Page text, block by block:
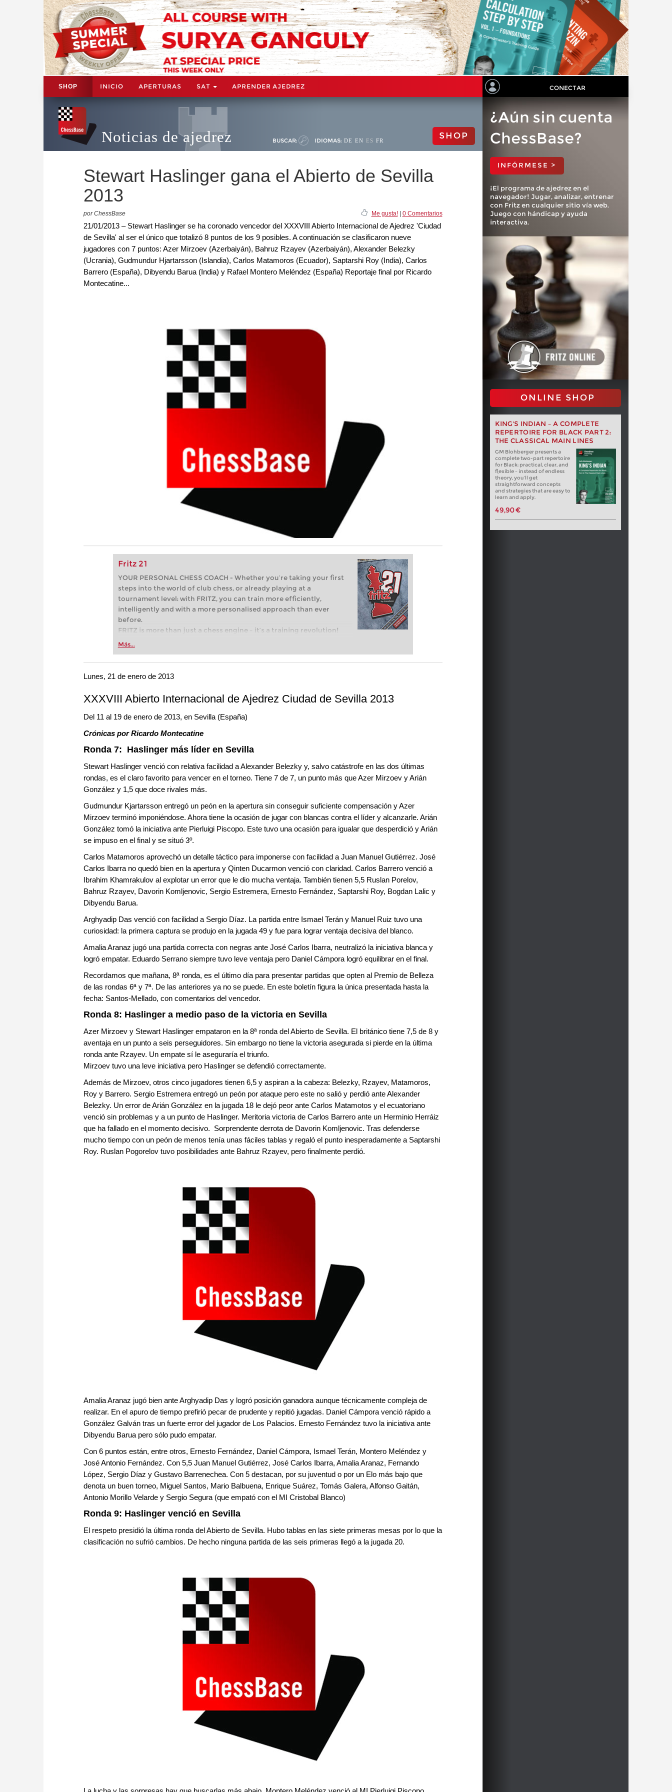
SHOP INICIO APERTURAS SAT APRENDER AJEDREZ CONECTAR
Noticias de ajedrez BUSCAR: IDIOMAS: DE EN ES FR SHOP
Stewart Haslinger gana el Abierto de Sevilla
2013
por ChessBase Me gusta!| 0 Comentarios
21/01/2013 – Stewart Haslinger se ha coronado vencedor del XXXVIII Abierto Internacional de Ajedrez 'Ciudad
de Sevilla' al ser el único que totalizó 8 puntos de los 9 posibles. A continuación se clasificaron nueve
jugadores con 7 puntos: Azer Mirzoev (Azerbaiyán), Bahruz Rzayev (Azerbaiyán), Alexander Belezky
(Ucrania), Gudmundur Hjartarsson (Islandia), Carlos Matamoros (Ecuador), Saptarshi Roy (India), Carlos
Barrero (España), Dibyendu Barua (India) y Rafael Montero Meléndez (España) Reportaje final por Ricardo
Montecatine...
Fritz 21
YOUR PERSONAL CHESS COACH - Whether you’re taking your first
steps into the world of club chess, or already playing at a
tournament level: with FRITZ, you can train more efficiently,
intelligently and with a more personalised approach than ever
before.
FRITZ is more than just a chess engine – it’s a training revolution!
Whether you’re taking your first steps into the world of club chess,
more efficiently, intelligently and with a more personalised
approach than ever before.
Más...
¿Aún sin cuenta
ChessBase?
INFÓRMESE >
¡El programa de ajedrez en el
navegador! Jugar, analizar, entrenar
con Fritz en cualquier sitio vía web.
Juego con hándicap y ayuda
interactiva.
ONLINE SHOP
KING'S INDIAN – A COMPLETE
REPERTOIRE FOR BLACK PART 2:
THE CLASSICAL MAIN LINES
GM Blohberger presents a
complete two-part repertoire
for Black: practical, clear, and
flexible – instead of endless
theory, you’ll get
straightforward concepts
and strategies that are easy to
learn and apply.
49,90 €
Lunes, 21 de enero de 2013
XXXVIII Abierto Internacional de Ajedrez Ciudad de Sevilla 2013
Del 11 al 19 de enero de 2013, en Sevilla (España)
Crónicas por Ricardo Montecatine
Ronda 7: Haslinger más líder en Sevilla
Stewart Haslinger venció con relativa facilidad a Alexander Belezky y, salvo catástrofe en las dos últimas
rondas, es el claro favorito para vencer en el torneo. Tiene 7 de 7, un punto más que Azer Mirzoev y Arián
González y 1,5 que doce rivales más.
Gudmundur Kjartarsson entregó un peón en la apertura sin conseguir suficiente compensación y Azer
Mirzoev terminó imponiéndose. Ahora tiene la ocasión de jugar con blancas contra el líder y alcanzarle. Arián
González tomó la iniciativa ante Pierluigi Piscopo. Este tuvo una ocasión para igualar que desperdició y Arián
se impuso en el final y se situó 3º.
Carlos Matamoros aprovechó un detalle táctico para imponerse con facilidad a Juan Manuel Gutiérrez. José
Carlos Ibarra no quedó bien en la apertura y Qinten Ducarmon venció con claridad. Carlos Barrero venció a
Ibrahim Khamrakulov al explotar un error que le dio mucha ventaja. También tienen 5,5 Ruslan Porelov,
Bahruz Rzayev, Davorin Komljenovic, Sergio Estremera, Ernesto Fernández, Saptarshi Roy, Bogdan Lalic y
Dibyendu Barua.
Arghyadip Das venció con facilidad a Sergio Díaz. La partida entre Ismael Terán y Manuel Ruiz tuvo una
curiosidad: la primera captura se produjo en la jugada 49 y fue para lograr ventaja decisiva del blanco.
Amalia Aranaz jugó una partida correcta con negras ante José Carlos Ibarra, neutralizó la iniciativa blanca y
logró empatar. Eduardo Serrano siempre tuvo leve ventaja pero Daniel Cámpora logró equilibrar en el final.
Recordamos que mañana, 8ª ronda, es el último día para presentar partidas que opten al Premio de Belleza
de las rondas 6ª y 7ª. De las anteriores ya no se puede. En este boletín figura la única presentada hasta la
fecha: Santos-Mellado, con comentarios del vencedor.
Ronda 8: Haslinger a medio paso de la victoria en Sevilla
Azer Mirzoev y Stewart Haslinger empataron en la 8ª ronda del Abierto de Sevilla. El británico tiene 7,5 de 8 y
aventaja en un punto a seis perseguidores. Sin embargo no tiene la victoria asegurada si pierde en la última
ronda ante Rzayev. Un empate sí le aseguraría el triunfo.
Mirzoev tuvo una leve iniciativa pero Haslinger se defendió correctamente.
Además de Mirzoev, otros cinco jugadores tienen 6,5 y aspiran a la cabeza: Belezky, Rzayev, Matamoros,
Roy y Barrero. Sergio Estremera entregó un peón por ataque pero este no salió y perdió ante Alexander
Belezky. Un error de Arián González en la jugada 18 le dejó peor ante Carlos Matamotos y el ecuatoriano
venció sin problemas y a un punto de Haslinger. Meritoria victoria de Carlos Barrero ante un Herminio Herráiz
que ha fallado en el momento decisivo. Sorprendente derrota de Davorin Komljenovic. Tras defenderse
mucho tiempo con un peón de menos tenía unas fáciles tablas y regaló el punto inesperadamente a Saptarshi
Roy. Ruslan Pogorelov tuvo posibilidades ante Bahruz Rzayev, pero finalmente perdió.
Amalia Aranaz jugó bien ante Arghyadip Das y logró posición ganadora aunque técnicamente compleja de
realizar. En el apuro de tiempo prefirió pecar de prudente y repitió jugadas. Daniel Cámpora venció rápido a
González Galván tras un fuerte error del jugador de Los Palacios. Ernesto Fernández tuvo la iniciativa ante
Dibyendu Barua pero sólo pudo empatar.
Con 6 puntos están, entre otros, Ernesto Fernández, Daniel Cámpora, Ismael Terán, Montero Meléndez y
José Antonio Fernández. Con 5,5 Juan Manuel Gutiérrez, José Carlos Ibarra, Amalia Aranaz, Fernando
López, Sergio Díaz y Gustavo Barrenechea. Con 5 destacan, por su juventud o por un Elo más bajo que
denota un buen torneo, Miguel Santos, Mario Balbuena, Enrique Suárez, Tomás Galera, Alfonso Gaitán,
Antonio Morillo Velarde y Sergio Segura (que empató con el MI Cristobal Blanco)
Ronda 9: Haslinger venció en Sevilla
El respeto presidió la última ronda del Abierto de Sevilla. Hubo tablas en las siete primeras mesas por lo que la
clasificación no sufrió cambios. De hecho ninguna partida de las seis primeras llegó a la jugada 20.